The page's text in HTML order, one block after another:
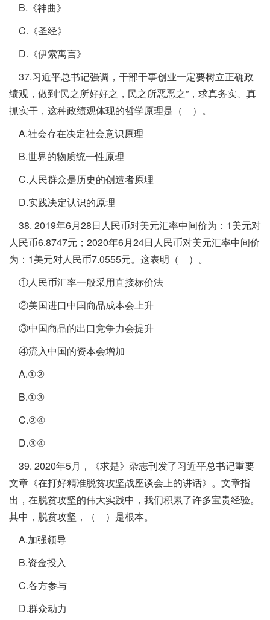
B.《神曲》
C.《圣经》
D.《伊索寓言》
37.习近平总书记强调，干部干事创业一定要树立正确政
绩观，做到“民之所好好之，民之所恶恶之”，求真务实、真
抓实干，这种政绩观体现的哲学原理是（ ）。
A.社会存在决定社会意识原理
B.世界的物质统一性原理
C.人民群众是历史的创造者原理
D.实践决定认识的原理
38. 2019年6月28日人民币对美元汇率中间价为：1美元对
人民币6.8747元；2020年6月24日人民币对美元汇率中间价
为：1美元对人民币7.0555元。这表明（ ）。
①人民币汇率一般采用直接标价法
②美国进口中国商品成本会上升
③中国商品的出口竞争力会提升
④流入中国的资本会增加
A.①②
B.①③
C.②④
D.③④
39. 2020年5月，《求是》杂志刊发了习近平总书记重要
文章《在打好精准脱贫攻坚战座谈会上的讲话》。文章指
出，在脱贫攻坚的伟大实践中，我们积累了许多宝贵经验。
其中，脱贫攻坚，（ ）是根本。
A.加强领导
B.资金投入
C.各方参与
D.群众动力